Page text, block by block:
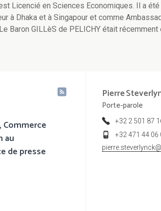
Licencié en Sciences Economiques. Il a
à Dhaka et à Singapour et comme
Baron GILLèS de PELICHY était
Commerce
au
de presse
Pierre
Porte-parole
+32 2 501 87
+32 471 44 06